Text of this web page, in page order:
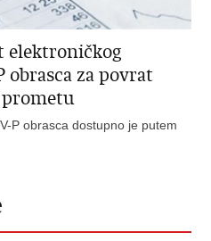
elektroničkog
obrasca za povrat
P obrasca dostupno je putem